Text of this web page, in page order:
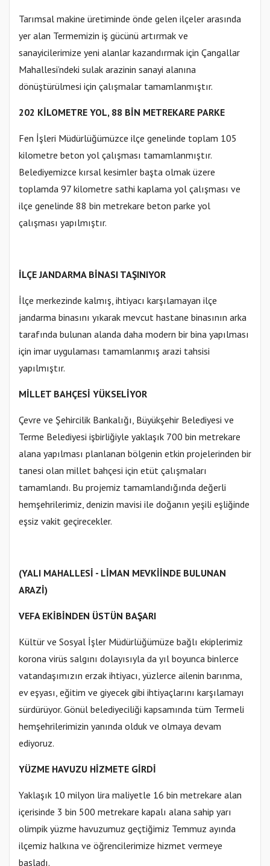
Tarımsal makine üretiminde önde gelen ilçeler arasında
yer alan Termemizin iş gücünü artırmak ve
sanayicilerimize yeni alanlar kazandırmak için Çangallar
Mahallesi’ndeki sulak arazinin sanayi alanına
dönüştürülmesi için çalışmalar tamamlanmıştır.
202 KİLOMETRE YOL, 88 BİN METREKARE PARKE
Fen İşleri Müdürlüğümüzce ilçe genelinde toplam 105
kilometre beton yol çalışması tamamlanmıştır.
Belediyemizce kırsal kesimler başta olmak üzere
toplamda 97 kilometre sathi kaplama yol çalışması ve
ilçe genelinde 88 bin metrekare beton parke yol
çalışması yapılmıştır.
İLÇE JANDARMA BİNASI TAŞINIYOR
İlçe merkezinde kalmış, ihtiyacı karşılamayan ilçe
jandarma binasını yıkarak mevcut hastane binasının arka
tarafında bulunan alanda daha modern bir bina yapılması
için imar uygulaması tamamlanmış arazi tahsisi
yapılmıştır.
MİLLET BAHÇESİ YÜKSELİYOR
Çevre ve Şehircilik Bankalığı, Büyükşehir Belediyesi ve
Terme Belediyesi işbirliğiyle yaklaşık 700 bin metrekare
alana yapılması planlanan bölgenin etkin projelerinden bir
tanesi olan millet bahçesi için etüt çalışmaları
tamamlandı. Bu projemiz tamamlandığında değerli
hemşehrilerimiz, denizin mavisi ile doğanın yeşili eşliğinde
eşsiz vakit geçirecekler.
(YALI MAHALLESİ - LİMAN MEVKİİNDE BULUNAN
ARAZİ)
VEFA EKİBİNDEN ÜSTÜN BAŞARI
Kültür ve Sosyal İşler Müdürlüğümüze bağlı ekiplerimiz
korona virüs salgını dolayısıyla da yıl boyunca binlerce
vatandaşımızın erzak ihtiyacı, yüzlerce ailenin barınma,
ev eşyası, eğitim ve giyecek gibi ihtiyaçlarını karşılamayı
sürdürüyor. Gönül belediyeciliği kapsamında tüm Termeli
hemşehrilerimizin yanında olduk ve olmaya devam
ediyoruz.
YÜZME HAVUZU HİZMETE GİRDİ
Yaklaşık 10 milyon lira maliyetle 16 bin metrekare alan
içerisinde 3 bin 500 metrekare kapalı alana sahip yarı
olimpik yüzme havuzumuz geçtiğimiz Temmuz ayında
ilçemiz halkına ve öğrencilerimize hizmet vermeye
başladı.